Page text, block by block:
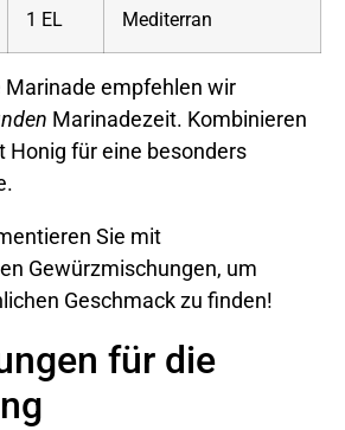
1 EL Mediterran
Marinade empfehlen wir
Marinadezeit. Kombinieren
Honig für eine besonders
Sie mit
Gewürzmischungen, um
Geschmack zu finden!
für die